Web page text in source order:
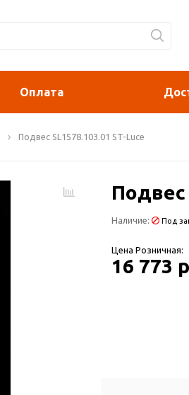
Оплата
Подвес SL1578.103.01 ST-Luce
Подвес
Наличие: Под
Цена Розничная:
16 773